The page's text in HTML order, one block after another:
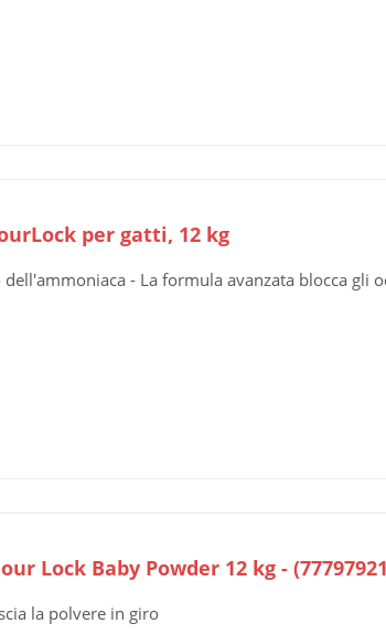
per gatti, 12 kg
- La formula avanzata blocca gli
Lock Baby Powder 12 kg -
la polvere in giro